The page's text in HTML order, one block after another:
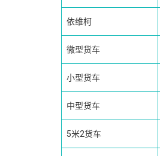
依维柯
微型货车
小型货车
中型货车
5米2货车